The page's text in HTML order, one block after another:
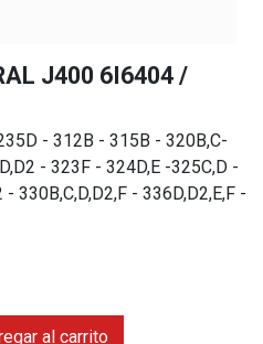
J400 6I6404 /
- 312B - 315B - 320B,C-
- 323F - 324D,E -325C,D -
330B,C,D,D2,F - 336D,D2,E,F -
al carrito